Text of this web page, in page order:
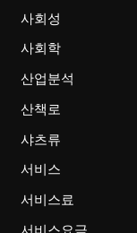
사회성
사회학
산업분석
산책로
샤츠류
서비스
서비스료